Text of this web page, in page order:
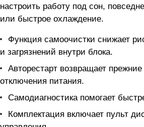
настроить работу под сон,
или быстрое охлаждение.
Функция самоочистки снижает
и загрязнений внутри блока.
Авторестарт возвращает
отключения питания.
Самодиагностика помогает
Комплектация включает пульт